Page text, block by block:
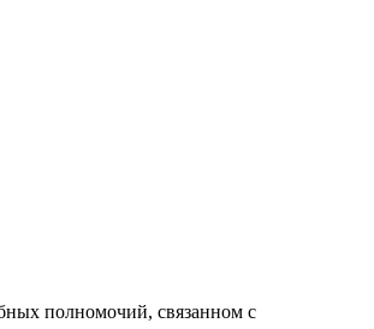
полномочий, связанном с